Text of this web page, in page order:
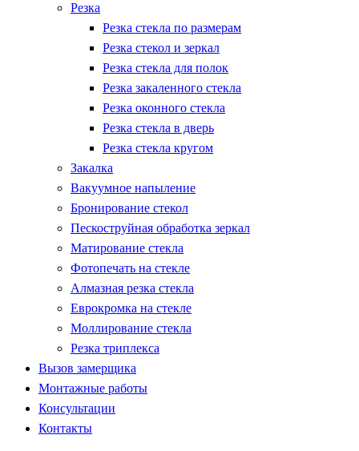
Резка
Резка стекла по размерам
Резка стекол и зеркал
Резка стекла для полок
Резка закаленного стекла
Резка оконного стекла
Резка стекла в дверь
Резка стекла кругом
Закалка
Вакуумное напыление
Бронирование стекол
Пескоструйная обработка зеркал
Матирование стекла
Фотопечать на стекле
Алмазная резка стекла
Еврокромка на стекле
Моллирование стекла
Резка триплекса
Вызов замерщика
Монтажные работы
Консультации
Контакты